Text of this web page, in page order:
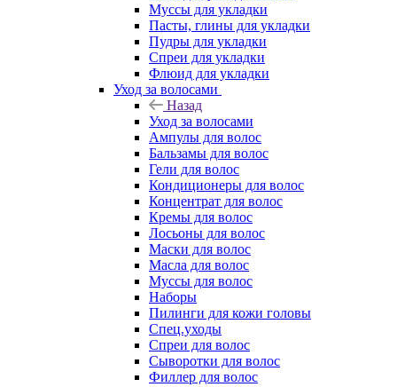
Муссы для укладки
Пасты, глины для укладки
Пудры для укладки
Спреи для укладки
Флюид для укладки
Уход за волосами
Назад
Уход за волосами
Ампулы для волос
Бальзамы для волос
Гели для волос
Кондиционеры для волос
Концентрат для волос
Кремы для волос
Лосьоны для волос
Маски для волос
Масла для волос
Муссы для волос
Наборы
Пилинги для кожи головы
Спец.уходы
Спреи для волос
Сыворотки для волос
Филлер для волос